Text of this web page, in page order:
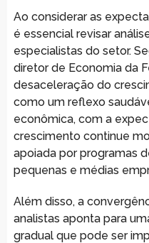
Ao considerar as
é essencial revisar
especialistas do setor.
diretor de Economia da
desaceleração do
como um reflexo
econômica, com a
crescimento continue
apoiada por programas
pequenas e médias
Além disso, a
analistas aponta para
gradual que pode ser